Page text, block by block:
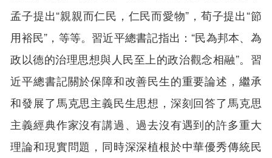
孟子提出“親親而仁民，仁民而愛物”，荀子提出“節
用裕民”，等等。習近平總書記指出：“民為邦本、為
政以德的治理思想與人民至上的政治觀念相融”。習
近平總書記關於保障和改善民生的重要論述，繼承
和發展了馬克思主義民生思想，深刻回答了馬克思
主義經典作家沒有講過、過去沒有遇到的許多重大
理論和現實問題，同時深深植根於中華優秀傳統民